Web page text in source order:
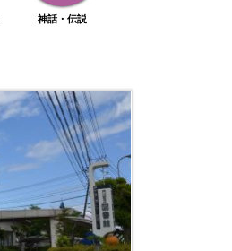
神話・伝説